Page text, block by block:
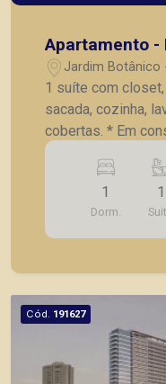
Apartamento -
Jardim Botânico
1 suíte com
sacada, cozinha,
cobertas. * Em construção, previsão de entrega
08/2021.
1
Dorm.
1
Cód. 191627